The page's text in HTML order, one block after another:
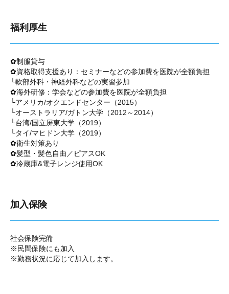
福利厚生
✿制服貸与
✿資格取得支援あり：セミナーなどの参加費を医院が全額負担
└軟部外科・神経外科などの実習参加
✿海外研修：学会などの参加費を医院が全額負担
└アメリカ/オクエンドセンター（2015）
└オーストラリア/ガトン大学（2012～2014）
└台湾/国立屏東大学（2019）
└タイ/マヒドン大学（2019）
✿衛生対策あり
✿髪型・髪色自由／ピアスOK
✿冷蔵庫&電子レンジ使用OK
加入保険
社会保険完備
※民間保険にも加入
※勤務状況に応じて加入します。